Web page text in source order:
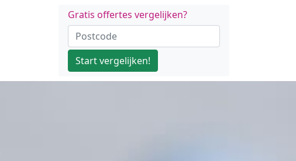
Gratis offertes vergelijken?
Start vergelijken!